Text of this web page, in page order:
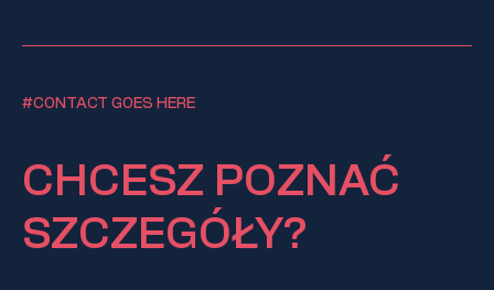
#CONTACT GOES HERE
CHCESZ POZNAĆ
SZCZEGÓŁY?